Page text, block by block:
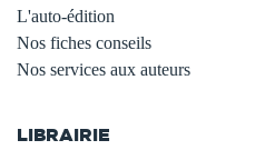
L'auto-édition
Nos fiches conseils
Nos services aux auteurs
LIBRAIRIE